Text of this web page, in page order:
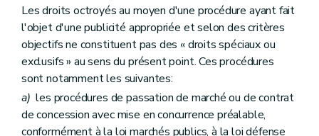
Les droits octroyés au moyen d'une procédure ayant fait
l'objet d'une publicité appropriée et selon des critères
objectifs ne constituent pas des « droits spéciaux ou
exclusifs » au sens du présent point. Ces procédures
sont notamment les suivantes:
a) les procédures de passation de marché ou de contrat
de concession avec mise en concurrence préalable,
conformément à la loi marchés publics, à la loi défense